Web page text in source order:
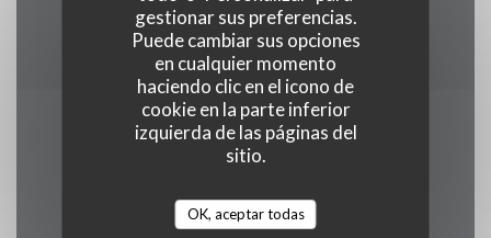
gestionar sus preferencias.
Puede cambiar sus opciones
en cualquier momento
haciendo clic en el icono de
cookie en la parte inferior
izquierda de las páginas del
sitio.
OK, aceptar todas
Efectivo, Visa, Tarjeta de Crédito
Horario de apertura